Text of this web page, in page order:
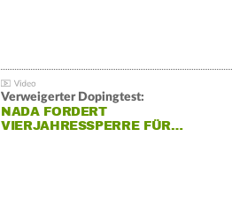
Verweigerter Dopingtest:
NADA FORDERT
VIERJAHRESSPERRE FÜR…